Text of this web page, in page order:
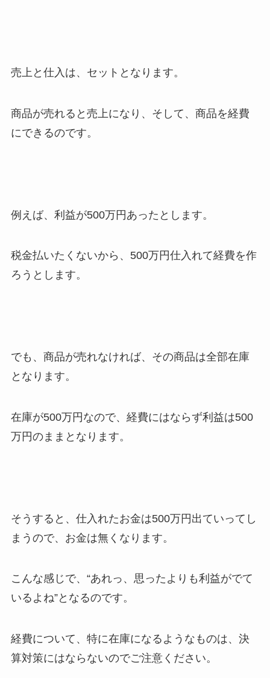
売上と仕入は、セットとなります。
商品が売れると売上になり、そして、商品を経費
にできるのです。
例えば、利益が500万円あったとします。
税金払いたくないから、500万円仕入れて経費を作
ろうとします。
でも、商品が売れなければ、その商品は全部在庫
となります。
在庫が500万円なので、経費にはならず利益は500
万円のままとなります。
そうすると、仕入れたお金は500万円出ていってし
まうので、お金は無くなります。
こんな感じで、“あれっ、思ったよりも利益がでて
いるよね”となるのです。
経費について、特に在庫になるようなものは、決
算対策にはならないのでご注意ください。